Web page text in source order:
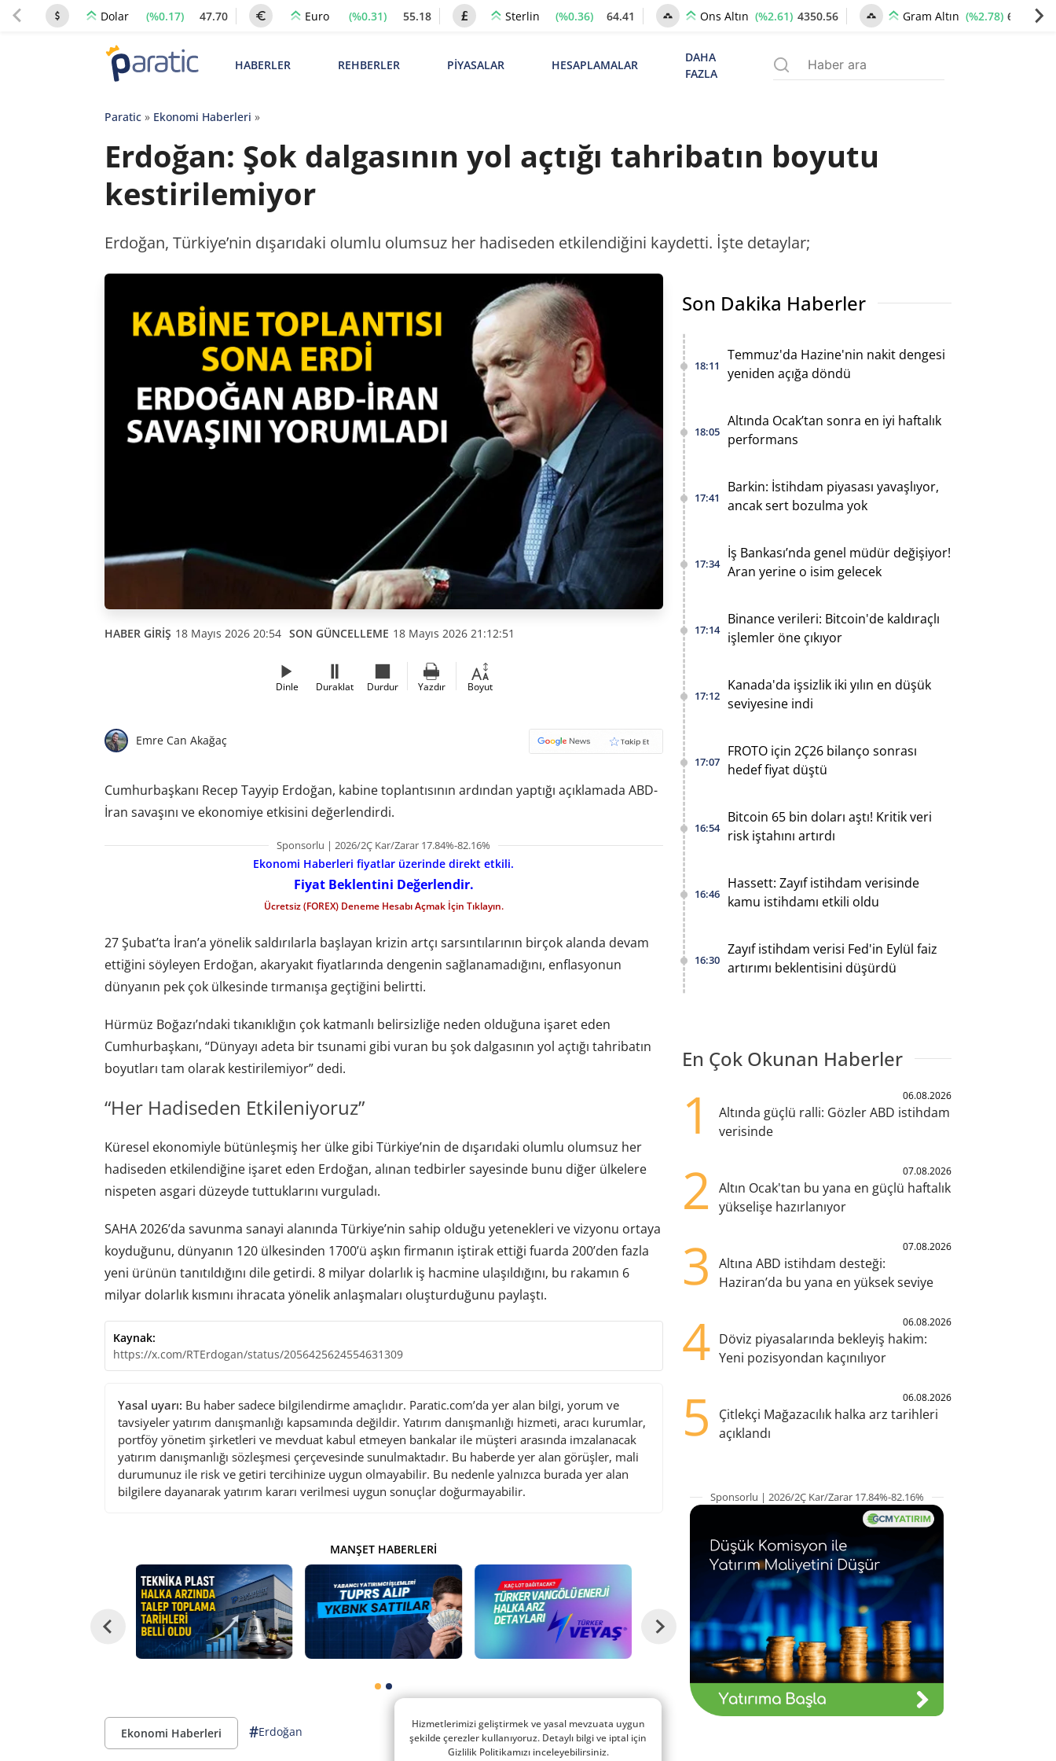
Dolar (%0.17) 47.70 Euro (%0.31) 55.18 Sterlin (%0.36) 64.41 Ons Altın (%2.61) 4350.56 Gram Altın (%2.78) 6672.92
HABERLER REHBERLER PİYASALAR HESAPLAMALAR
DAHA
FAZLA
Paratic» Ekonomi Haberleri »
Erdoğan: Şok dalgasının yol açtığı tahribatın boyutu
kestirilemiyor
Erdoğan, Türkiye’nin dışarıdaki olumlu olumsuz her hadiseden etkilendiğini kaydetti. İşte detaylar;
HABER GİRİŞ 18 Mayıs 2026 20:54 SON GÜNCELLEME 18 Mayıs 2026 21:12:51
Dinle Duraklat Durdur Yazdır Boyut
Emre Can Akağaç
Cumhurbaşkanı Recep Tayyip Erdoğan, kabine toplantısının ardından yaptığı açıklamada ABD-
İran savaşını ve ekonomiye etkisini değerlendirdi.
Sponsorlu | 2026/2Ç Kar/Zarar 17.84%-82.16%
Ekonomi Haberleri fiyatlar üzerinde direkt etkili.
Fiyat Beklentini Değerlendir.
Ücretsiz (FOREX) Deneme Hesabı Açmak İçin Tıklayın.
27 Şubat’ta İran’a yönelik saldırılarla başlayan krizin artçı sarsıntılarının birçok alanda devam
ettiğini söyleyen Erdoğan, akaryakıt fiyatlarında dengenin sağlanamadığını, enflasyonun
dünyanın pek çok ülkesinde tırmanışa geçtiğini belirtti.
Hürmüz Boğazı’ndaki tıkanıklığın çok katmanlı belirsizliğe neden olduğuna işaret eden
Cumhurbaşkanı, “Dünyayı adeta bir tsunami gibi vuran bu şok dalgasının yol açtığı tahribatın
boyutları tam olarak kestirilemiyor” dedi.
“Her Hadiseden Etkileniyoruz”
Küresel ekonomiyle bütünleşmiş her ülke gibi Türkiye’nin de dışarıdaki olumlu olumsuz her
hadiseden etkilendiğine işaret eden Erdoğan, alınan tedbirler sayesinde bunu diğer ülkelere
nispeten asgari düzeyde tuttuklarını vurguladı.
SAHA 2026’da savunma sanayi alanında Türkiye’nin sahip olduğu yetenekleri ve vizyonu ortaya
koyduğunu, dünyanın 120 ülkesinden 1700’ü aşkın firmanın iştirak ettiği fuarda 200’den fazla
yeni ürünün tanıtıldığını dile getirdi. 8 milyar dolarlık iş hacmine ulaşıldığını, bu rakamın 6
milyar dolarlık kısmını ihracata yönelik anlaşmaları oluşturduğunu paylaştı.
Kaynak:
https://x.com/RTErdogan/status/2056425624554631309
Yasal uyarı: Bu haber sadece bilgilendirme amaçlıdır. Paratic.com’da yer alan bilgi, yorum ve
tavsiyeler yatırım danışmanlığı kapsamında değildir. Yatırım danışmanlığı hizmeti, aracı kurumlar,
portföy yönetim şirketleri ve mevduat kabul etmeyen bankalar ile müşteri arasında imzalanacak
yatırım danışmanlığı sözleşmesi çerçevesinde sunulmaktadır. Bu haberde yer alan görüşler, mali
durumunuz ile risk ve getiri tercihinize uygun olmayabilir. Bu nedenle yalnızca burada yer alan
bilgilere dayanarak yatırım kararı verilmesi uygun sonuçlar doğurmayabilir.
MANŞET HABERLERI
Ekonomi Haberleri #Erdoğan
Son Dakika Haberler
18:11
Temmuz'da Hazine'nin nakit dengesi
yeniden açığa döndü
18:05
Altında Ocak’tan sonra en iyi haftalık
performans
17:41
Barkin: İstihdam piyasası yavaşlıyor,
ancak sert bozulma yok
17:34
İş Bankası’nda genel müdür değişiyor!
Aran yerine o isim gelecek
17:14
Binance verileri: Bitcoin'de kaldıraçlı
işlemler öne çıkıyor
17:12
Kanada'da işsizlik iki yılın en düşük
seviyesine indi
17:07
FROTO için 2Ç26 bilanço sonrası
hedef fiyat düştü
16:54
Bitcoin 65 bin doları aştı! Kritik veri
risk iştahını artırdı
16:46
Hassett: Zayıf istihdam verisinde
kamu istihdamı etkili oldu
16:30
Zayıf istihdam verisi Fed'in Eylül faiz
artırımı beklentisini düşürdü
En Çok Okunan Haberler
1 06.08.2026
Altında güçlü ralli: Gözler ABD istihdam
verisinde
2 07.08.2026
Altın Ocak'tan bu yana en güçlü haftalık
yükselişe hazırlanıyor
3 07.08.2026
Altına ABD istihdam desteği:
Haziran’da bu yana en yüksek seviye
4 06.08.2026
Döviz piyasalarında bekleyiş hakim:
Yeni pozisyondan kaçınılıyor
5 06.08.2026
Çitlekçi Mağazacılık halka arz tarihleri
açıklandı
Sponsorlu | 2026/2Ç Kar/Zarar 17.84%-82.16%
Hizmetlerimizi geliştirmek ve yasal mevzuata uygun
şekilde çerezler kullanıyoruz. Detaylı bilgi ve iptal için
Gizlilik Politikamızı inceleyebilirsiniz.